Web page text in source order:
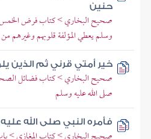
حنين
صحيح البخاري > كتاب فرض الخمس
وسلم يعطي المؤلفة قلوبهم وغيرهم
خير أمتي قرني ثم الذين
صحيح البخاري > كتاب فضائل
صلى الله عليه وسلم
فأمره النبي صلى الله